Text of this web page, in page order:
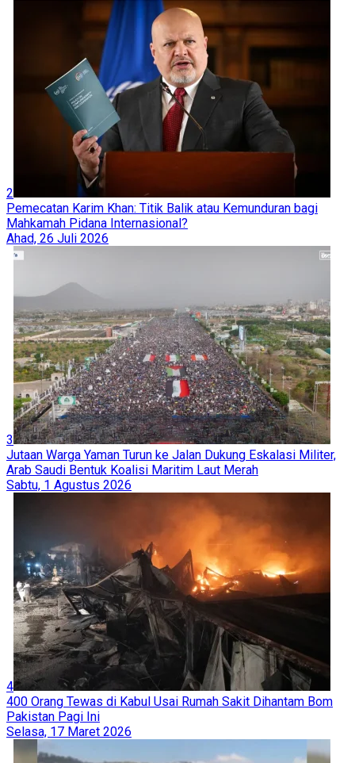
2
Pemecatan Karim Khan: Titik Balik atau Kemunduran bagi
Mahkamah Pidana Internasional?
Ahad, 26 Juli 2026
3
Jutaan Warga Yaman Turun ke Jalan Dukung Eskalasi Militer,
Arab Saudi Bentuk Koalisi Maritim Laut Merah
Sabtu, 1 Agustus 2026
4
400 Orang Tewas di Kabul Usai Rumah Sakit Dihantam Bom
Pakistan Pagi Ini
Selasa, 17 Maret 2026